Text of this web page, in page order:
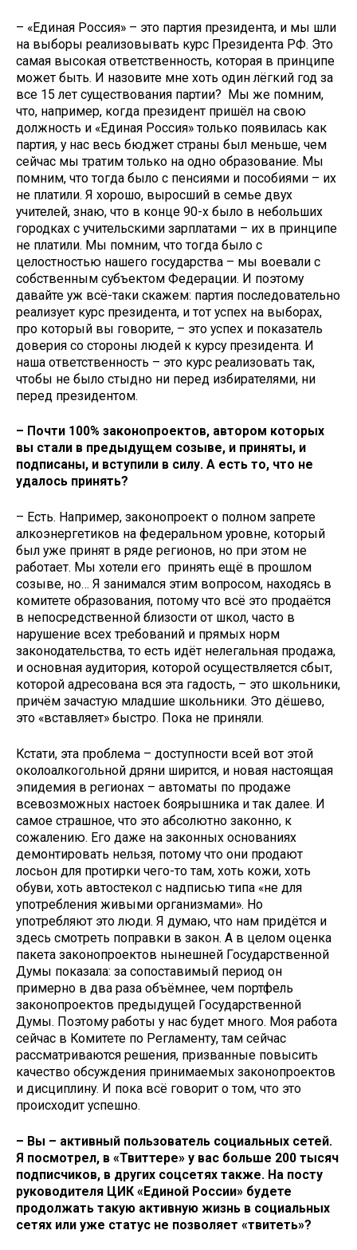
– «Единая Россия» – это партия президента, и мы шли
на выборы реализовывать курс Президента РФ. Это
самая высокая ответственность, которая в принципе
может быть. И назовите мне хоть один лёгкий год за
все 15 лет существования партии? Мы же помним,
что, например, когда президент пришёл на свою
должность и «Единая Россия» только появилась как
партия, у нас весь бюджет страны был меньше, чем
сейчас мы тратим только на одно образование. Мы
помним, что тогда было с пенсиями и пособиями – их
не платили. Я хорошо, выросший в семье двух
учителей, знаю, что в конце 90-х было в небольших
городках с учительскими зарплатами – их в принципе
не платили. Мы помним, что тогда было с
целостностью нашего государства – мы воевали с
собственным субъектом Федерации. И поэтому
давайте уж всё-таки скажем: партия последовательно
реализует курс президента, и тот успех на выборах,
про который вы говорите, – это успех и показатель
доверия со стороны людей к курсу президента. И
наша ответственность – это курс реализовать так,
чтобы не было стыдно ни перед избирателями, ни
перед президентом.
– Почти 100% законопроектов, автором которых
вы стали в предыдущем созыве, и приняты, и
подписаны, и вступили в силу. А есть то, что не
удалось принять?
– Есть. Например, законопроект о полном запрете
алкоэнергетиков на федеральном уровне, который
был уже принят в ряде регионов, но при этом не
работает. Мы хотели его принять ещё в прошлом
созыве, но… Я занимался этим вопросом, находясь в
комитете образования, потому что всё это продаётся
в непосредственной близости от школ, часто в
нарушение всех требований и прямых норм
законодательства, то есть идёт нелегальная продажа,
и основная аудитория, которой осуществляется сбыт,
которой адресована вся эта гадость, – это школьники,
причём зачастую младшие школьники. Это дёшево,
это «вставляет» быстро. Пока не приняли.
Кстати, эта проблема – доступности всей вот этой
околоалкогольной дряни ширится, и новая настоящая
эпидемия в регионах – автоматы по продаже
всевозможных настоек боярышника и так далее. И
самое страшное, что это абсолютно законно, к
сожалению. Его даже на законных основаниях
демонтировать нельзя, потому что они продают
лосьон для протирки чего-то там, хоть кожи, хоть
обуви, хоть автостекол с надписью типа «не для
употребления живыми организмами». Но
употребляют это люди. Я думаю, что нам придётся и
здесь смотреть поправки в закон. А в целом оценка
пакета законопроектов нынешней Государственной
Думы показала: за сопоставимый период он
примерно в два раза объёмнее, чем портфель
законопроектов предыдущей Государственной
Думы. Поэтому работы у нас будет много. Моя работа
сейчас в Комитете по Регламенту, там сейчас
рассматриваются решения, призванные повысить
качество обсуждения принимаемых законопроектов
и дисциплину. И пока всё говорит о том, что это
происходит успешно.
– Вы – активный пользователь социальных сетей.
Я посмотрел, в «Твиттере» у вас больше 200 тысяч
подписчиков, в других соцсетях также. На посту
руководителя ЦИК «Единой России» будете
продолжать такую активную жизнь в социальных
сетях или уже статус не позволяет «твитеть»?